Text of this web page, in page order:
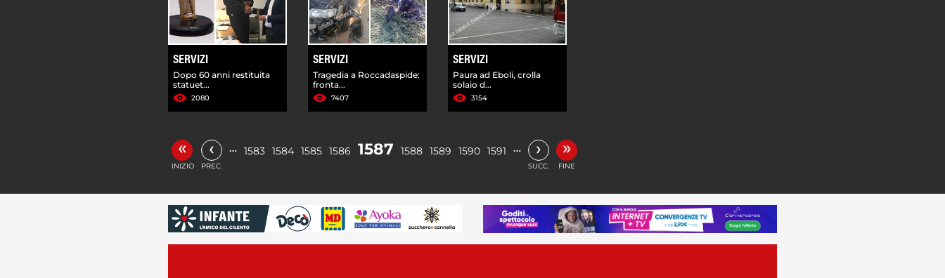
SERVIZI
Dopo 60 anni restituita
statuet...
2080
SERVIZI
Tragedia a Roccadaspide:
fronta...
7407
SERVIZI
Paura ad Eboli, crolla
solaio d...
3154
«
INIZIO
‹
PREC.
… 1583 1584 1585 1586 1587 1588 1589 1590 1591 … ›
SUCC.
»
FINE